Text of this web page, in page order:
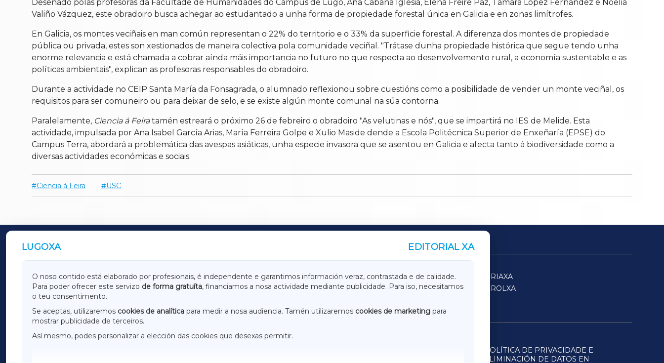
Deseñado polas profesoras da Facultade de Humanidades do Campus de Lugo, Ana Cabana Iglesia, Elena Freire Paz, Tamara López Fernández e Noelia
Valiño Vázquez, este obradoiro busca achegar ao estudantado a unha forma de propiedade forestal única en Galicia e en zonas limítrofes.
En Galicia, os montes veciñais en man común representan o 22% do territorio e o 33% da superficie forestal. A diferenza dos montes de propiedade
pública ou privada, estes son xestionados de maneira colectiva pola comunidade veciñal. "Trátase dunha propiedade histórica que segue tendo unha
enorme relevancia e está chamada a cobrar aínda máis importancia no futuro no que respecta ao desenvolvemento rural, a economía sustentable e as
políticas ambientais", explican as profesoras responsables do obradoiro.
Durante a actividade no CEIP Santa María da Fonsagrada, o alumnado reflexionou sobre cuestións como a posibilidade de vender un monte veciñal, os
requisitos para ser comuneiro ou para deixar de selo, e se existe algún monte comunal na súa contorna.
Paralelamente, Ciencia á Feiratamén estreará o próximo 26 de febreiro o obradoiro "As velutinas e nós", que se impartirá no IES de Melide. Esta
actividade, impulsada por Ana Isabel García Arias, María Ferreira Golpe e Xulio Maside dende a Escola Politécnica Superior de Enxeñaría (EPSE) do
Campus Terra, abordará a problemática das avespas asiáticas, unha especie invasora que se asentou en Galicia e afecta tanto á biodiversidade como a
diversas actividades económicas e sociais.
Ciencia á Feira USC
LUGOXA EDITORIAL XA
O noso contido está elaborado por profesionais, é independente e garantimos información veraz, contrastada e de calidade.
Para poder ofrecer este servizo de forma gratuíta, financiamos a nosa actividade mediante publicidade. Para iso, necesitamos
o teu consentimento.
Se aceptas, utilizaremos cookies de analítica para medir a nosa audiencia. Tamén utilizaremos cookies de marketing para
mostrar publicidade de terceiros.
Así mesmo, podes personalizar a elección das cookies que desexas permitir.
OUTROS PERIÓDICOS
GALICIAXA LUGOXA TERRACHAXA
SARRIAXA
AMARIÑAXA
RIBEIRASACRAXA ACORUÑAXA
FERROLXA
OURENSEXA
POLÍTICA DE PRIVACIDADE E
ELIMINACIÓN DE DATOS EN